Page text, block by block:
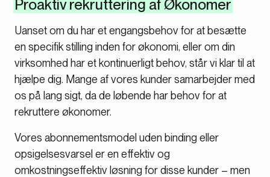
Proaktiv rekruttering af Økonomer
Uanset om du har et engangsbehov for at besætte
en specifik stilling inden for økonomi, eller om din
virksomhed har et kontinuerligt behov, står vi klar til at
hjælpe dig. Mange af vores kunder samarbejder med
os på lang sigt, da de løbende har behov for at
rekruttere økonomer.
Vores abonnementsmodel uden binding eller
opsigelsesvarsel er en effektiv og
omkostningseffektiv løsning for disse kunder – men